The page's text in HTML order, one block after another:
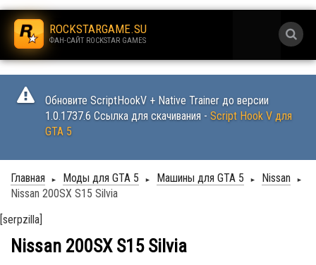
.
ROCKSTARGAME.SU
ФАН-САЙТ ROCKSTAR GAMES
.
Обновите ScriptHookV + Native Trainer до версии
1.0.1737.6 Ссылка для скачивания -Script Hook V для
GTA 5
Главная ► Моды для GTA 5 ► Машины для GTA 5 ► Nissan ►
Nissan 200SX S15 Silvia
[serpzilla]
Nissan 200SX S15 Silvia